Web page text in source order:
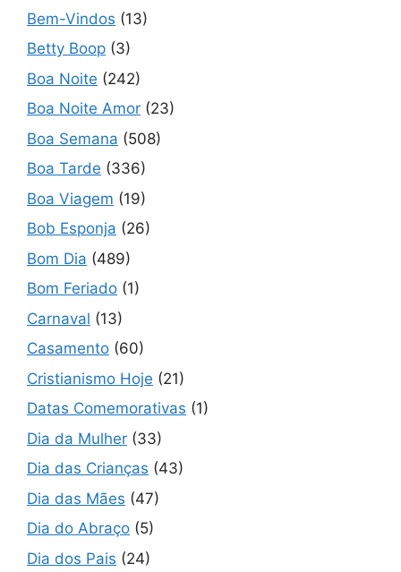
Bem-Vindos (13)
Betty Boop (3)
Boa Noite (242)
Boa Noite Amor (23)
Boa Semana (508)
Boa Tarde (336)
Boa Viagem (19)
Bob Esponja (26)
Bom Dia (489)
Bom Feriado (1)
Carnaval (13)
Casamento (60)
Cristianismo Hoje (21)
Datas Comemorativas (1)
Dia da Mulher (33)
Dia das Crianças (43)
Dia das Mães (47)
Dia do Abraço (5)
Dia dos Pais (24)